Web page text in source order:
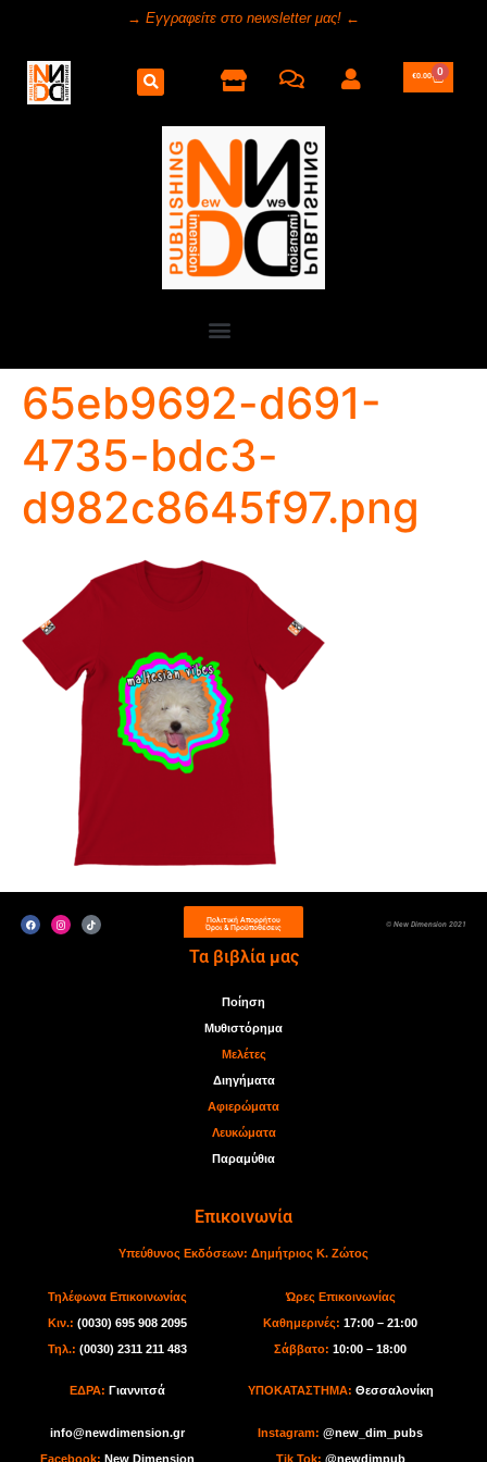
→ Εγγραφείτε στο newsletter μας! ←
€0.00 0
65eb9692-d691-
4735-bdc3-
d982c8645f97.png
Πολιτική Απορρήτου
Όροι & Προϋποθέσεις
© New Dimension 2021
Τα βιβλία μας
Ποίηση
Μυθιστόρημα
Μελέτες
Διηγήματα
Αφιερώματα
Λευκώματα
Παραμύθια
Επικοινωνία
Υπεύθυνος Εκδόσεων: Δημήτριος Κ. Ζώτος
Τηλέφωνα Επικοινωνίας
Κιν.: (0030) 695 908 2095
Τηλ.: (0030) 2311 211 483
ΕΔΡΑ: Γιαννιτσά
info@newdimension.gr
Facebook:New Dimension
Ώρες Επικοινωνίας
Καθημερινές:17:00 – 21:00
Σάββατο: 10:00 – 18:00
ΥΠΟΚΑΤΑΣΤΗΜΑ: Θεσσαλονίκη
Instagram:@new_dim_pubs
Tik Tok: @newdimpub